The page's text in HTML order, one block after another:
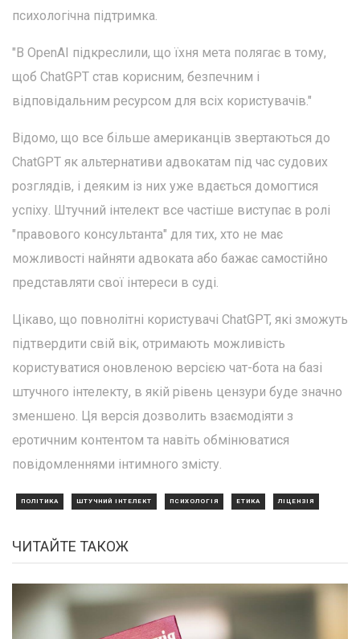
психологічна підтримка.
"В OpenAI підкреслили, що їхня мета полягає в тому,
щоб ChatGPT став корисним, безпечним і
відповідальним ресурсом для всіх користувачів."
Відомо, що все більше американців звертаються до
ChatGPT як альтернативи адвокатам під час судових
розглядів, і деяким із них уже вдається домогтися
успіху. Штучний інтелект все частіше виступає в ролі
"правового консультанта" для тих, хто не має
можливості найняти адвоката або бажає самостійно
представляти свої інтереси в суді.
Цікаво, що повнолітні користувачі ChatGPT, які зможуть
підтвердити свій вік, отримають можливість
користуватися оновленою версією чат-бота на базі
штучного інтелекту, в якій рівень цензури буде значно
зменшено. Ця версія дозволить взаємодіяти з
еротичним контентом та навіть обмінюватися
повідомленнями інтимного змісту.
ПОЛІТИКА ШТУЧНИЙ ІНТЕЛЕКТ ПСИХОЛОГІЯ ЕТИКА ЛІЦЕНЗІЯ
ЧИТАЙТЕ ТАКОЖ